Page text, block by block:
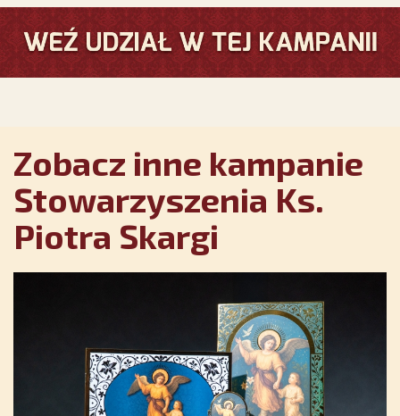
Zobacz inne kampanie
Stowarzyszenia Ks.
Piotra Skargi